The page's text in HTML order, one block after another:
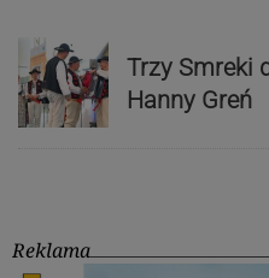
Trzy Smreki
Hanny Greń
Reklama